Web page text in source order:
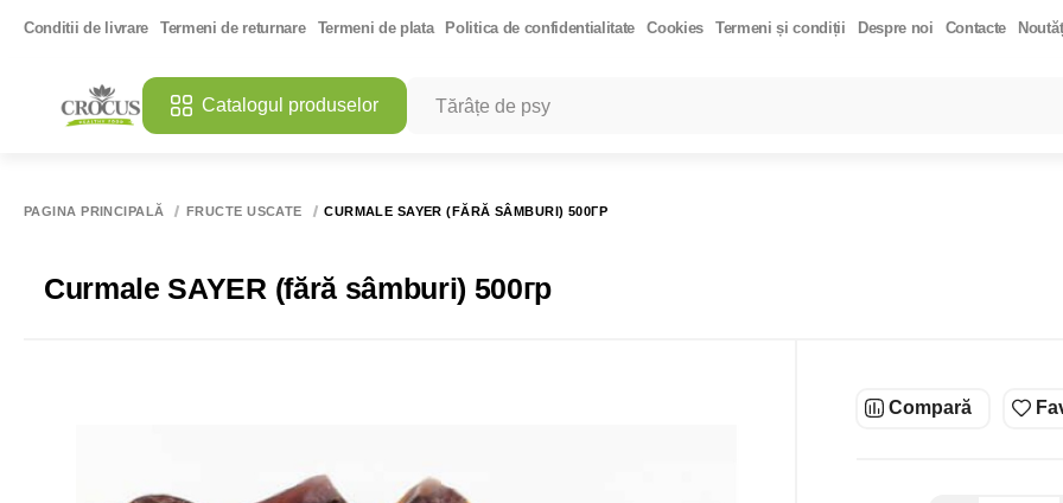
Conditii de livrare Termeni de returnare Termeni de plata Politica de confidentialitate Cookies Termeni și condiții Despre noi Contacte
Catalogul produselor
MANGO DESHIDRATAT 200G.
SARE ROZ DE HIMALAYA GRUNJOASĂ 500GR
PAGINA PRINCIPALĂ FRUCTE USCATE CURMALE SAYER (FĂRĂ SÂMBURI) 500ГР
Curmale SAYER (fără sâmburi) 500гр
Compară